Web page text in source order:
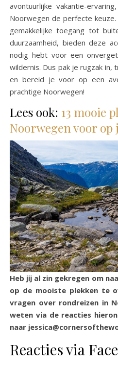
avontuurlijke vakantie-
Noorwegen de perfecte
gemakkelijke toegang tot
duurzaamheid, bieden deze
nodig hebt voor een
wildernis. Dus pak je rugzak in,
en bereid je voor op een
prachtige Noorwegen!
Lees ook: 13 mooie
Noorwegen voor op
Heb jij al zin gekregen om
op de mooiste plekken te
vragen over rondreizen in
weten via de reacties
naar
Reacties via